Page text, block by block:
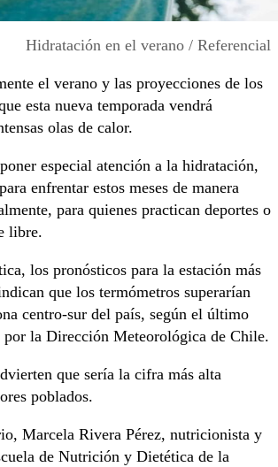
Hidratación en el verano / Referencial
el verano y las proyecciones de los
esta nueva temporada vendrá
olas de calor.
especial atención a la hidratación,
enfrentar estos meses de manera
para quienes practican deportes o
libre.
los pronósticos para la estación más
que los termómetros superarían
centro-sur del país, según el último
la Dirección Meteorológica de Chile.
que sería la cifra más alta
poblados.
Marcela Rivera Pérez, nutricionista y
de Nutrición y Dietética de la